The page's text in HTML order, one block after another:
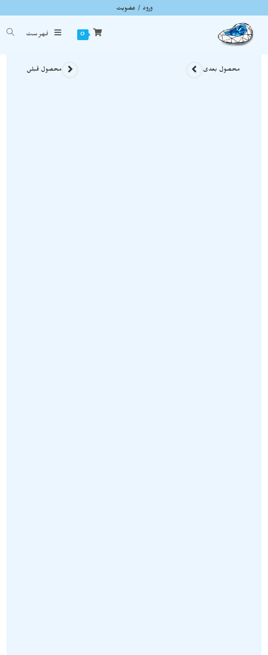
ورود / عضویت
0 فهرست شما اینجا هستید آکوامارین روی بستر نمونه استثنایی و اصل و معدنی S1722
محصول قبلی محصول بعدی